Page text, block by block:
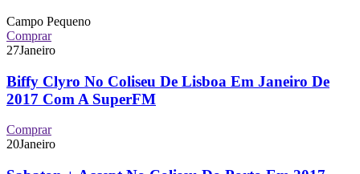
Campo Pequeno
Comprar
27Janeiro
Biffy Clyro No Coliseu De Lisboa Em Janeiro De
2017 Com A SuperFM
Comprar
20Janeiro